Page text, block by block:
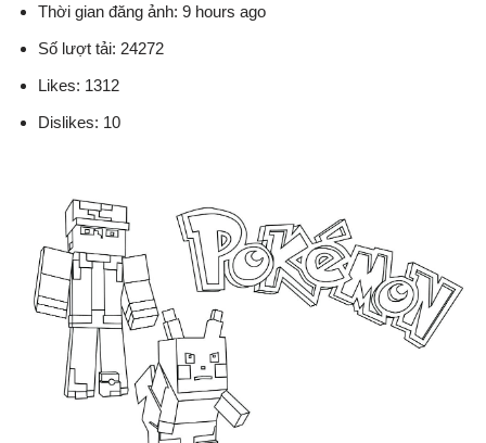
Thời gian đăng ảnh: 9 hours ago
Số lượt tải: 24272
Likes: 1312
Dislikes: 10